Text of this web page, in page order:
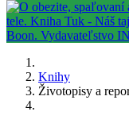
Knihy
Životopisy a